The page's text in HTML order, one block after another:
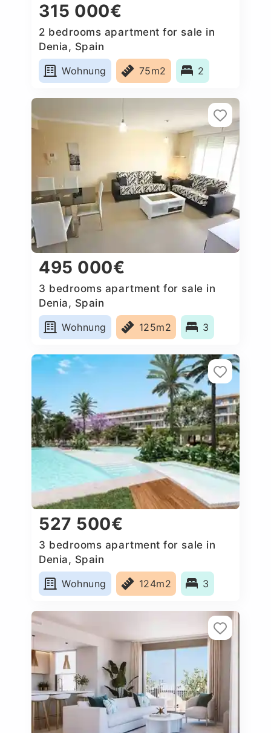
315 000€
2 bedrooms apartment for sale in
Denia, Spain
Wohnung
75m2 2
495 000€
3 bedrooms apartment for sale in
Denia, Spain
Wohnung
125m2 3
527 500€
3 bedrooms apartment for sale in
Denia, Spain
Wohnung
124m2 3